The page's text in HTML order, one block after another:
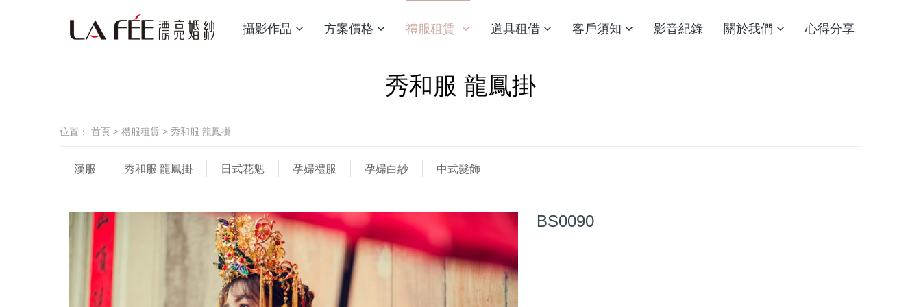
攝影作品 方案價格 禮服租賃 道具租借 客戶須知 影音紀錄 關於我們 心得分享
秀和服 龍鳳掛
位置： 首頁 > 禮服租賃 > 秀和服 龍鳳掛
漢服 秀和服 龍鳳掛 日式花魁 孕婦禮服 孕婦白紗 中式髮飾
BS0090